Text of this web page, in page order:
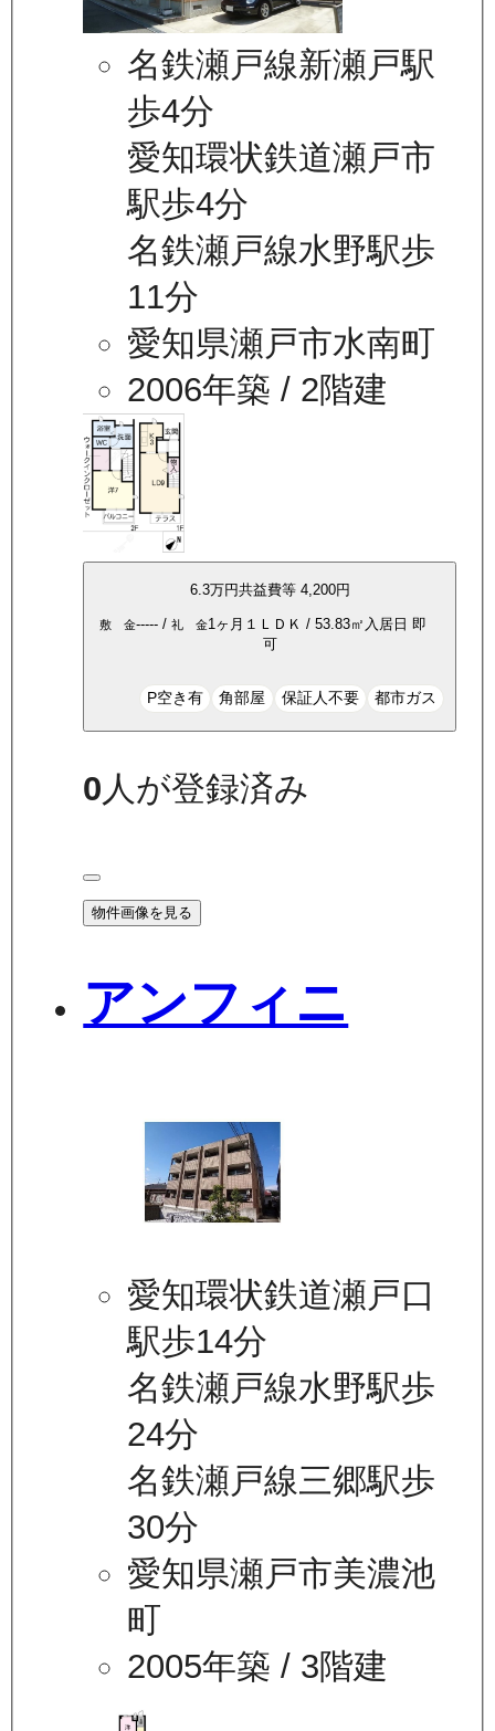
名鉄瀬戸線新瀬戸駅
歩4分
愛知環状鉄道瀬戸市
駅歩4分
名鉄瀬戸線水野駅歩
11分
愛知県瀬戸市水南町
2006年築 / 2階建
6.3万円共益費等 4,200円
敷 金-----/ 礼 金1ヶ月 １ＬＤＫ / 53.83㎡ 入居日 即
可
P空き有 角部屋 保証人不要 都市ガス
0 人が登録済み
物件画像を見る
アンフィニ
愛知環状鉄道瀬戸口
駅歩14分
名鉄瀬戸線水野駅歩
24分
名鉄瀬戸線三郷駅歩
30分
愛知県瀬戸市美濃池
町
2005年築 / 3階建